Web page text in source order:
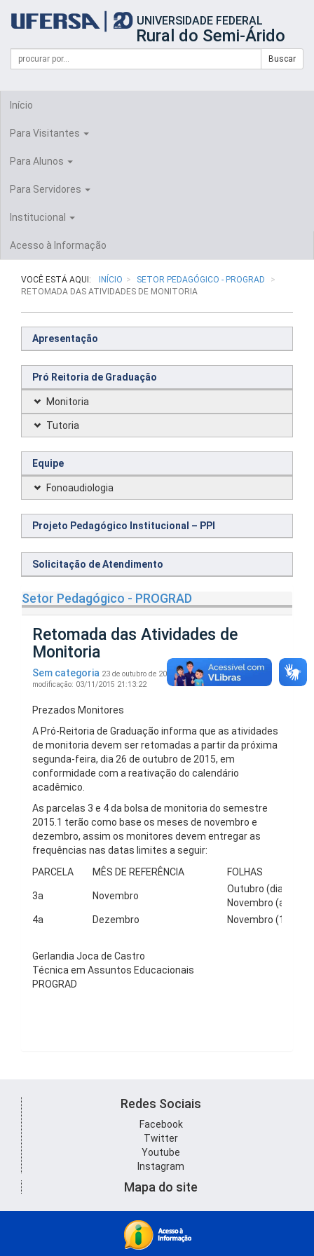
portal
UFERSA
UNIVERSIDADE FEDERAL
Rural do Semi-Árido
Formulário
Busca
Campo
de
Buscar
Início
Para Visitantes
Para Alunos
Para Servidores
Institucional
Acesso à Informação
VOCÊ ESTÁ AQUI: INÍCIO
SETOR PEDAGÓGICO - PROGRAD
RETOMADA DAS ATIVIDADES DE MONITORIA
Apresentação
Pró Reitoria de Graduação
Monitoria
Tutoria
Equipe
Fonoaudiologia
Projeto Pedagógico Institucional – PPI
Solicitação de Atendimento
Setor Pedagógico - PROGRAD
Retomada das Atividades de
Monitoria
Sem categoria 23 de outubro de 2015. Visualizações: 1496.
Última
modificação: 03/11/2015 21:13:22
Prezados Monitores
A Pró-Reitoria de Graduação informa que as atividades
de monitoria devem ser retomadas a partir da próxima
segunda-feira, dia 26 de outubro de 2015, em
conformidade com a reativação do calendário
acadêmico.
As parcelas 3 e 4 da bolsa de monitoria do semestre
2015.1 terão como base os meses de novembro e
dezembro, assim os monitores devem entregar as
frequências nas datas limites a seguir:
PARCELA
MÊS DE REFERÊNCIA FOLHAS
3a Novembro
Outubro (dias 26 a
Novembro (até o
4a
Dezembro Novembro (19 a
Gerlandia Joca de Castro
Técnica em Assuntos Educacionais
PROGRAD
Redes Sociais
Facebook
Twitter
Youtube
Instagram
Mapa do site